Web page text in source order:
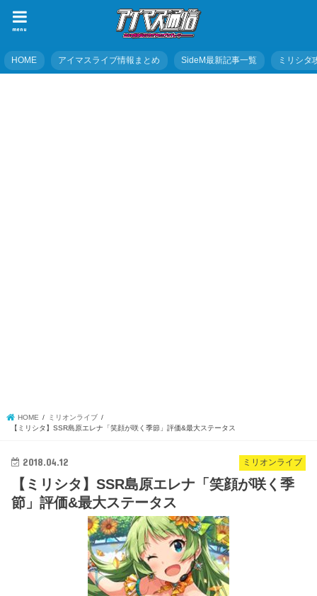
menu
HOME アイマスライブ情報まとめ SideM最新記事一覧 ミリシタ
HOME
ミリオンライブ
【ミリシタ】SSR島原エレナ「笑顔が咲く季節」評価&最大ステータス
ミリオンライブ
2018.04.12
【ミリシタ】SSR島原エレナ「笑顔が咲く季
節」評価&最大ステータス